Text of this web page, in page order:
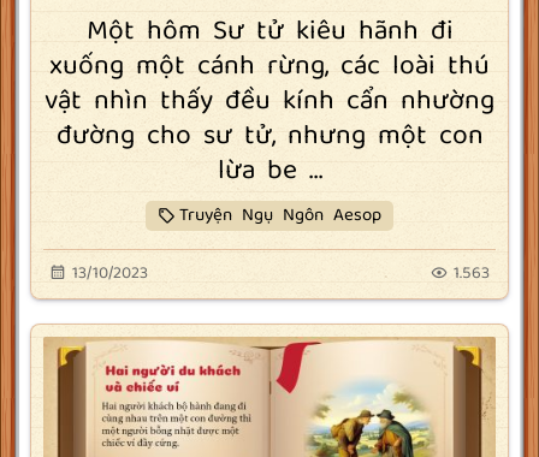
Một hôm Sư tử kiêu hãnh đi
xuống một cánh rừng, các loài thú
vật nhìn thấy đều kính cẩn nhường
đường cho sư tử, nhưng một con
lừa be ...
Truyện Ngụ Ngôn Aesop
13/10/2023 1.563